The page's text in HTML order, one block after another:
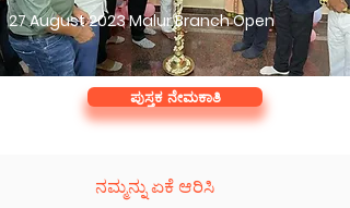
27 August 2023 Malur Branch Open
ಪುಸ್ತಕ ನೇಮಕಾತಿ
ನಮ್ಮನ್ನು ಏಕೆ ಆರಿಸಿ